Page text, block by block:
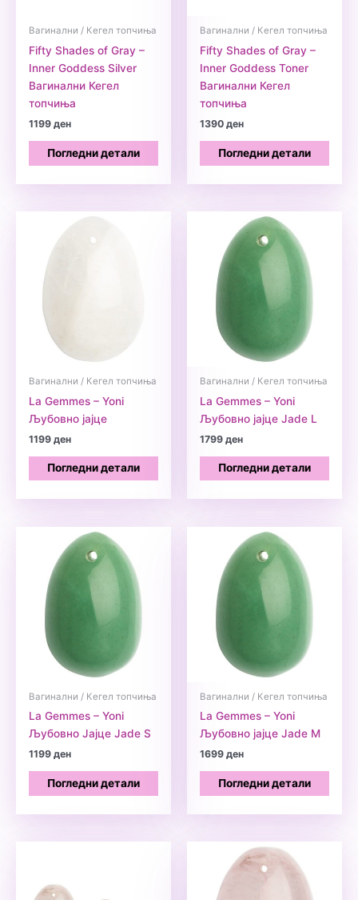
Вагинални / Кегел топчиња
Fifty Shades of Gray –
Inner Goddess Silver
Вагинални Кегел
топчиња
1199ден
Погледни детали
Вагинални / Кегел топчиња
Fifty Shades of Gray –
Inner Goddess Toner
Вагинални Кегел
топчиња
1390ден
Погледни детали
Вагинални / Кегел топчиња
La Gemmes – Yoni
Љубовно јајце
1199ден
Погледни детали
Вагинални / Кегел топчиња
La Gemmes – Yoni
Љубовно јајце Jade L
1799ден
Погледни детали
Вагинални / Кегел топчиња
La Gemmes – Yoni
Љубовно Јајце Jade S
1199ден
Погледни детали
Вагинални / Кегел топчиња
La Gemmes – Yoni
Љубовно јајце Jade М
1699ден
Погледни детали